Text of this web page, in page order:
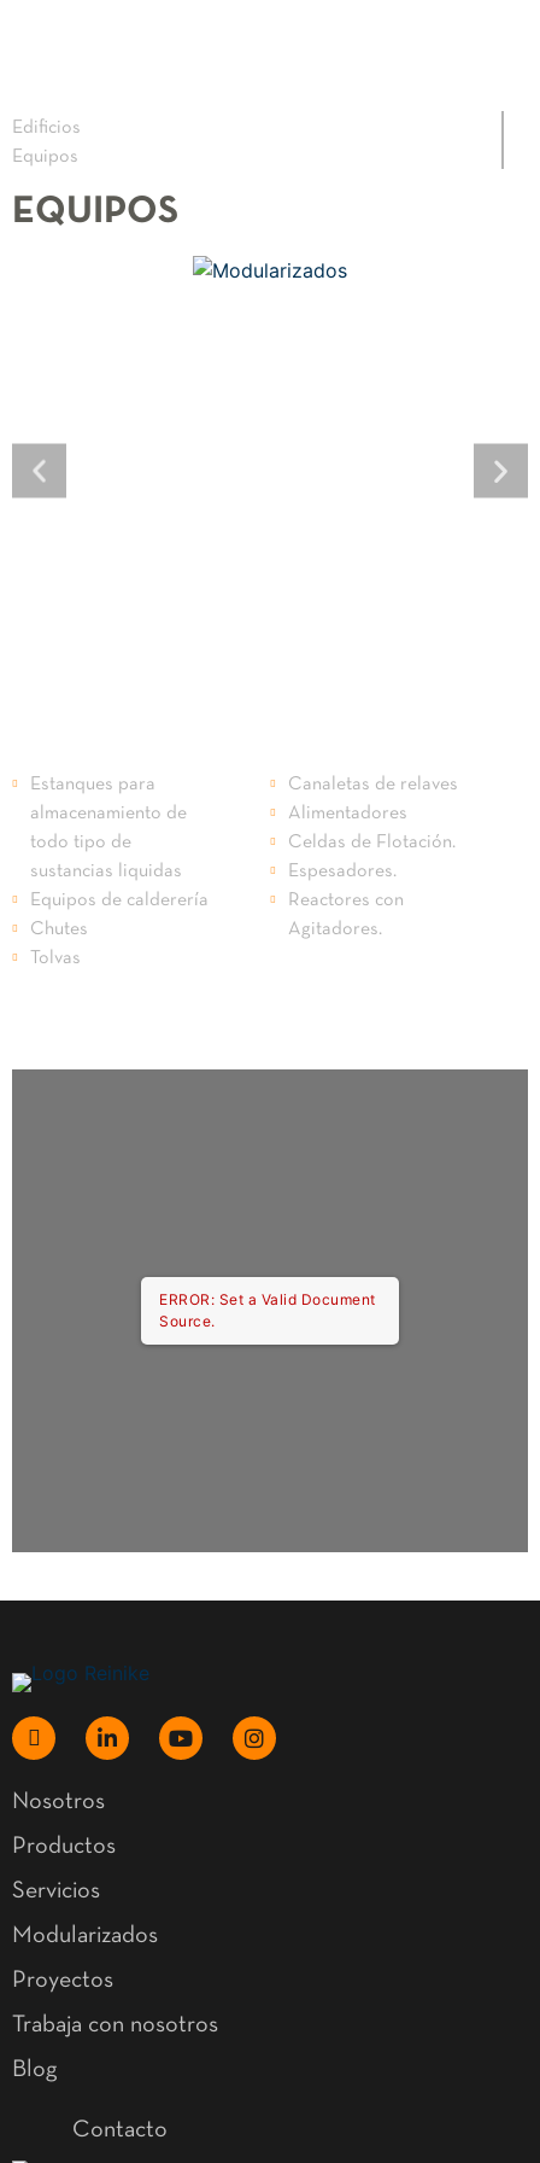
Edificios
Equipos
EQUIPOS
Estanques para
almacenamiento de
todo tipo de
sustancias liquidas
Equipos de calderería
Chutes
Tolvas
Canaletas de relaves
Alimentadores
Celdas de Flotación.
Espesadores.
Reactores con
Agitadores.
ERROR: Set a Valid Document
Source.
Nosotros
Productos
Servicios
Modularizados
Proyectos
Trabaja con nosotros
Blog
Contacto